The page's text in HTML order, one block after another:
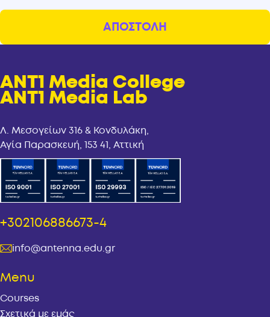
ANT1 Media College
ANT1 Media Lab
Λ. Μεσογείων 316 & Κονδυλάκη,
Αγία Παρασκευή, 153 41, Αττική
+302106886673-4
info@antenna.edu.gr
Menu
Courses
Σχετικά με εμάς